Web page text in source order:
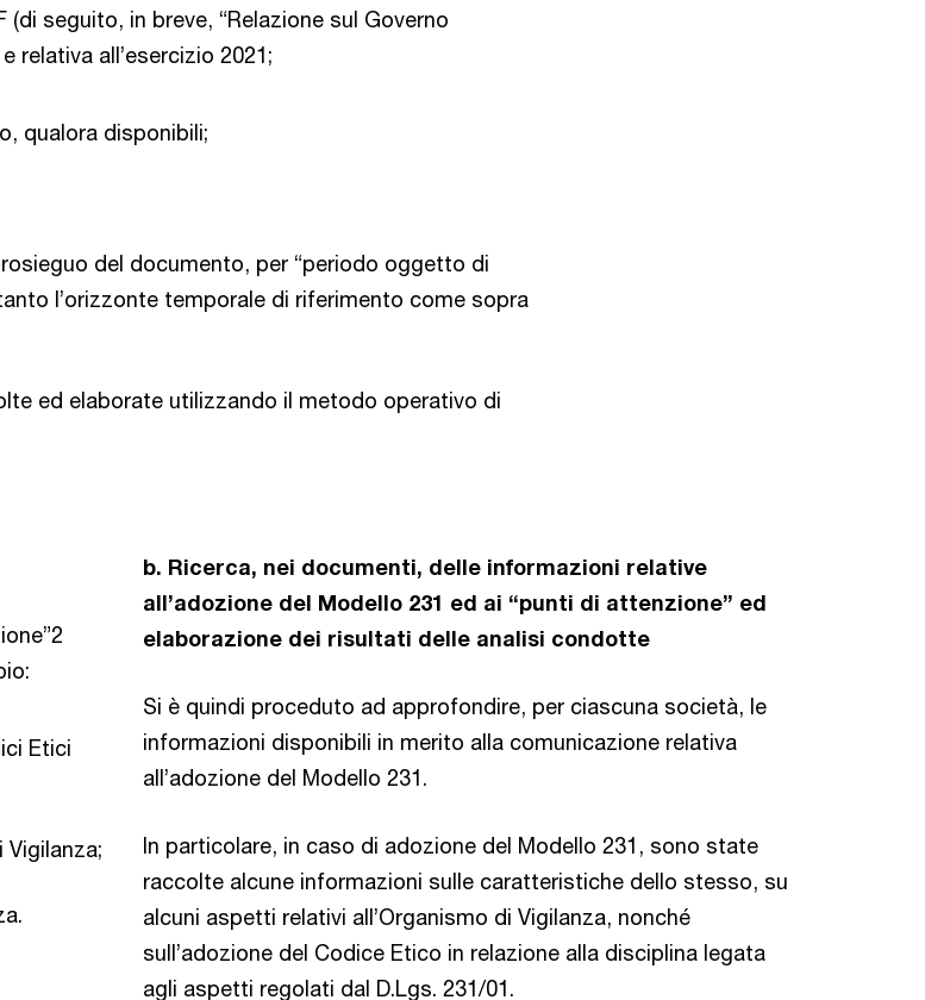
(di seguito, in breve, “Relazione sul Governo
relativa all’esercizio 2021;
qualora disponibili;
del documento, per “periodo oggetto di
l’orizzonte temporale di riferimento come sopra
ed elaborate utilizzando il metodo operativo di
Etici
Vigilanza;
b. Ricerca, nei documenti, delle informazioni relative
all’adozione del Modello 231 ed ai “punti di attenzione” ed
elaborazione dei risultati delle analisi condotte
Si è quindi proceduto ad approfondire, per ciascuna società, le
informazioni disponibili in merito alla comunicazione relativa
all’adozione del Modello 231.
In particolare, in caso di adozione del Modello 231, sono state
raccolte alcune informazioni sulle caratteristiche dello stesso, su
alcuni aspetti relativi all’Organismo di Vigilanza, nonché
sull’adozione del Codice Etico in relazione alla disciplina legata
agli aspetti regolati dal D.Lgs. 231/01.